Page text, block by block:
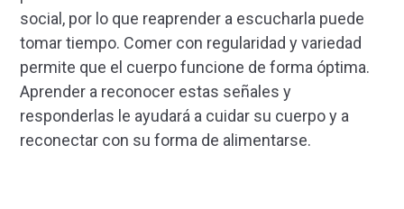
social, por lo que reaprender a escucharla puede
tomar tiempo. Comer con regularidad y variedad
permite que el cuerpo funcione de forma óptima.
Aprender a reconocer estas señales y
responderlas le ayudará a cuidar su cuerpo y a
reconectar con su forma de alimentarse.